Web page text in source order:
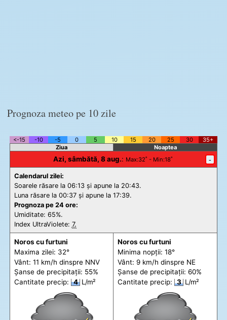
Prognoza meteo pe 10 zile
<-15 -10 -5 0 5 10 15 20 25 30
35+
Ziua
Noaptea
Azi, sâmbătă, 8 aug.: Max:32˚ - Min:18˚ -
Calendarul zilei:
Soarele răsare la 06:13 și apune la 20:43.
Luna răsare la 00:37 și apune la 17:39.
Prognoza pe 24 ore:
Umiditate: 65%.
Index UltraViolete: 7.
Noros cu furtuni
Maxima zilei: 32°
Vânt: 11 km/h dinspre NNV
Șanse de precipitații: 55%
Cantitate precip:
4 L/m²
Noros cu furtuni
Minima nopții: 18°
Vânt: 9 km/h dinspre NE
Șanse de precipitații: 60%
Cantitate precip:
3 L/m²